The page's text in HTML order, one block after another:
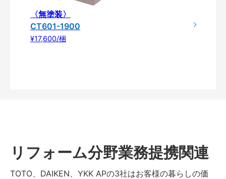
〈無塗装〉
CT601-1900
¥17,600/梱
リフォーム分野業務提携関連
TOTO、DAIKEN、YKK APの3社はお客様の暮らしの価